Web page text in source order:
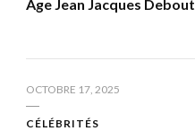
Âge Jean Jacques Debout
OCTOBRE 17, 2025
CÉLÉBRITÉS